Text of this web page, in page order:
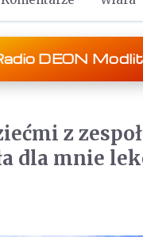
DEON
z
dla mnie